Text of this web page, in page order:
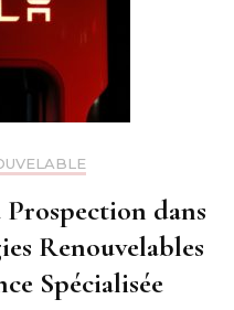
dans
Renouvelables
Spécialisée